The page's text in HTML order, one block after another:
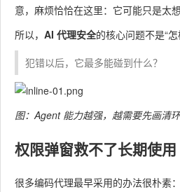
意，麻烦恰恰在这里：它可能只是太
所以， AI 代理安全的核心问题不是“怎
犯错以后，它最多能碰到什么？
图：Agent 能力越强，越需要先画清环
权限弹窗救不了长期使用
很多编码代理最早采用的办法很朴素